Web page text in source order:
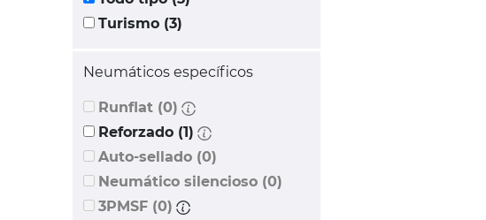
Turismo (3)
Neumáticos específicos
Runflat (0)
Reforzado (1)
Auto-sellado (0)
Neumático silencioso (0)
3PMSF (0)